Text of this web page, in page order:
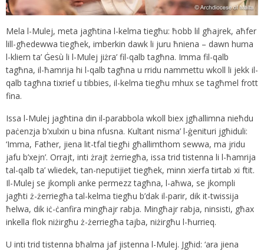
Mela l-Mulej, meta jagħtina l-kelma tiegħu: ħobb lil għajrek, aħfer
lill-għedewwa tiegħek, imberkin dawk li juru ħniena – dawn huma
l-kliem ta’ Ġesù li l-Mulej jiżra’ fil-qalb tagħna. Imma fil-qalb
tagħna, il-ħamrija hi l-qalb tagħna u rridu nammettu wkoll li jekk il-
qalb tagħna tixrief u tibbies, il-kelma tiegħu mhux se tagħmel frott
fina.
Issa l-Mulej jagħtina din il-parabbola wkoll biex jgħallimna nieħdu
paċenzja b’xulxin u bina nfusna. Kultant nisma’ l-ġenituri jgħiduli:
‘Imma, Father, jiena lit-tfal tiegħi għallimthom sewwa, ma jridu
jafu b’xejn’. Orrajt, inti żrajt żerriegħa, issa trid tistenna li l-ħamrija
tal-qalb ta’ wliedek, tan-neputijiet tiegħek, minn xierfa tirtab xi ftit.
Il-Mulej se jkompli anke permezz tagħna, l-aħwa, se jkompli
jagħti ż-żerriegħa tal-kelma tiegħu b’dak il-parir, dik it-twissija
ħelwa, dik iċ-ċanfira mingħajr rabja. Mingħajr rabja, ninsisti, għax
inkella flok niżirgħu ż-żerriegħa tajba, niżirgħu l-ħurrieq.
U inti trid tistenna bħalma jaf jistenna l-Mulej. Jgħid: ‘ara jiena